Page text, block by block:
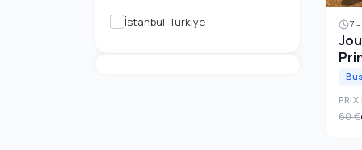
İstanbul, Türkiye 7
Bus
PRIX
60 €